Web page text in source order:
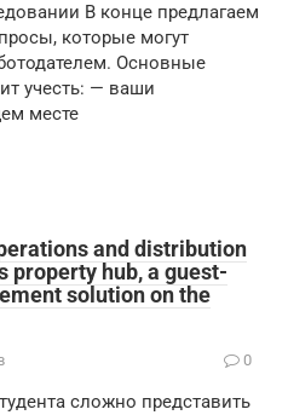
В конце предлагаем
которые могут
Основные
учесть: — ваши
месте
and distribution
property hub, a guest-
solution on the
0
сложно представить